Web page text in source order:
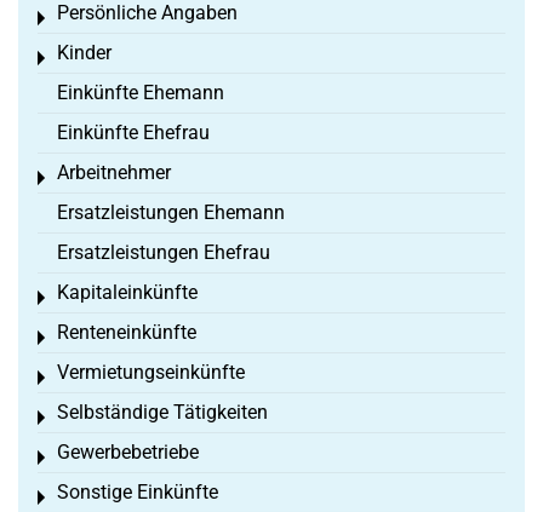
Persönliche Angaben
Toggle menu
Kinder
Toggle menu
Einkünfte Ehemann
Einkünfte Ehefrau
Arbeitnehmer
Toggle menu
Ersatzleistungen Ehemann
Ersatzleistungen Ehefrau
Kapitaleinkünfte
Toggle menu
Renteneinkünfte
Toggle menu
Vermietungseinkünfte
Toggle menu
Selbständige Tätigkeiten
Toggle menu
Gewerbebetriebe
Toggle menu
Sonstige Einkünfte
Toggle menu